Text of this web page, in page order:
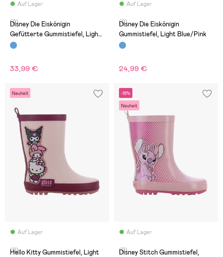
Auf Lager
(0)
Disney Die Eiskönigin
Gefütterte Gummistiefel, Light
Blue/Pink
33,99 €
Auf Lager
(0)
Disney Die Eiskönigin
Gummistiefel, Light Blue/Pink
24,99 €
Neuheit
Auf Lager
(0)
Hello Kitty Gummistiefel, Light
-19%
Neuheit
Auf Lager
(0)
Disney Stitch Gummistiefel,